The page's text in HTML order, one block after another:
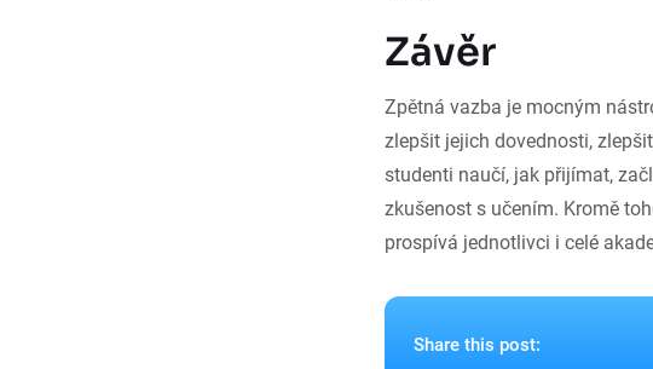
Závěr
Zpětná vazba je mocným
zlepšit jejich dovednosti,
studenti naučí, jak přijímat,
zkušenost s učením. Kromě
prospívá jednotlivci i celé
Share this post: